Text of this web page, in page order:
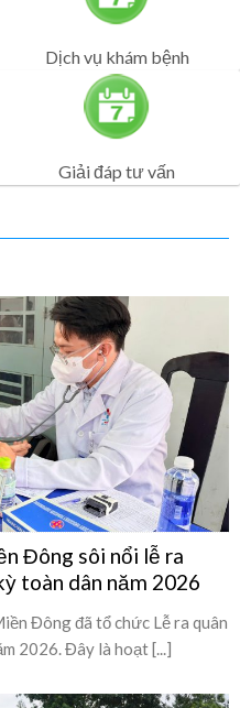
Giải đáp tư vấn
Đông sôi nổi lễ ra
toàn dân năm 2026
Đông đã tổ chức Lễ ra quân
2026. Đây là hoạt [...]